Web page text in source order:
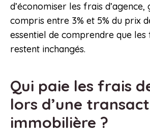
d’économiser les frais
compris entre 3% et 5% du prix
essentiel de comprendre que
restent inchangés.
Qui paie les frais
lors d’une
immobilière ?